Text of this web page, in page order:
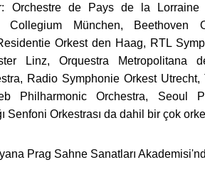
Orchestre de Pays de la Lorraine
Collegium München, Beethoven
Orkest den Haag, RTL
Linz, Orquestra Metropolitana
Radio Symphonie Orkest
Philharmonic Orchestra, Seoul
Senfoni Orkestrası da dahil bir çok
yana Prag Sahne Sanatları